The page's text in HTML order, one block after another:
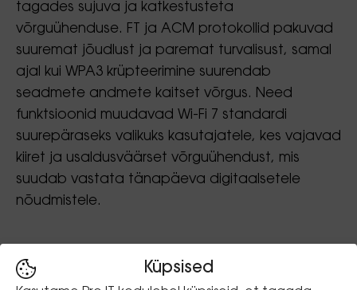
Küpsised
tagades sujuva ja katkestusteta
võrguühenduse. FT ja ACM protokollid pakuvad
suuremat jõudlust ja paremat turvalisust, samal
ajal kui WPA3 krüpteerimine suurendab
seadmete andmete kaitset võrgus. Need
funktsioonid muudavad Wi-Fi 7 standardi
suurepäraseks valikuks kasutajatele, kes vajavad
kiiret ja usaldusväärset võrguühendust, mis
suudab vastata tänapäeva digitaalsetele
nõudmistele.
Loe veel: